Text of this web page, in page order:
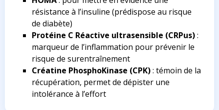
résistance à l’insuline (prédispose au risque
de diabète)
Protéine C Réactive ultrasensible (CRPus):
marqueur de l’inflammation pour prévenir le
risque de surentraînement
Créatine PhosphoKinase (CPK): témoin de la
récupération, permet de dépister une
intolérance à l’effort